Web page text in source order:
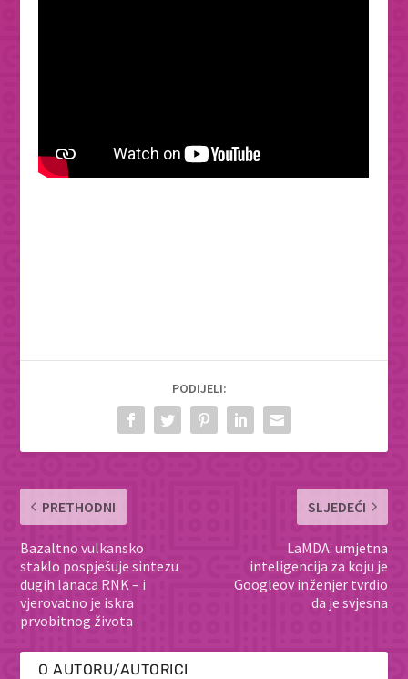
PODIJELI:
PRETHODNI
Bazaltno vulkansko
staklo pospješuje sintezu
dugih lanaca RNK – i
vjerovatno je iskra
prvobitnog života
SLJEDEĆI
LaMDA: umjetna
inteligencija za koju je
Googleov inženjer tvrdio
da je svjesna
O AUTORU/AUTORICI